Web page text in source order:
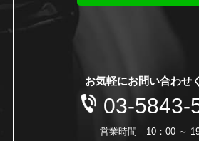
お気軽にお問い合わせ
03-5843-
営業時間 10：00 ～